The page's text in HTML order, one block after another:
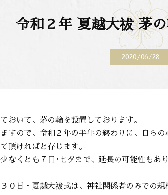
令和２年 夏越大祓 茅
2020/06/28
おいて、茅の輪を設置しております。
すので、令和２年の半年の終わりに、自ら
頂ければと存じます。
なくとも７日･七夕まで、延長の可能性もあり
０日・夏越大祓式は、神社関係者のみでの